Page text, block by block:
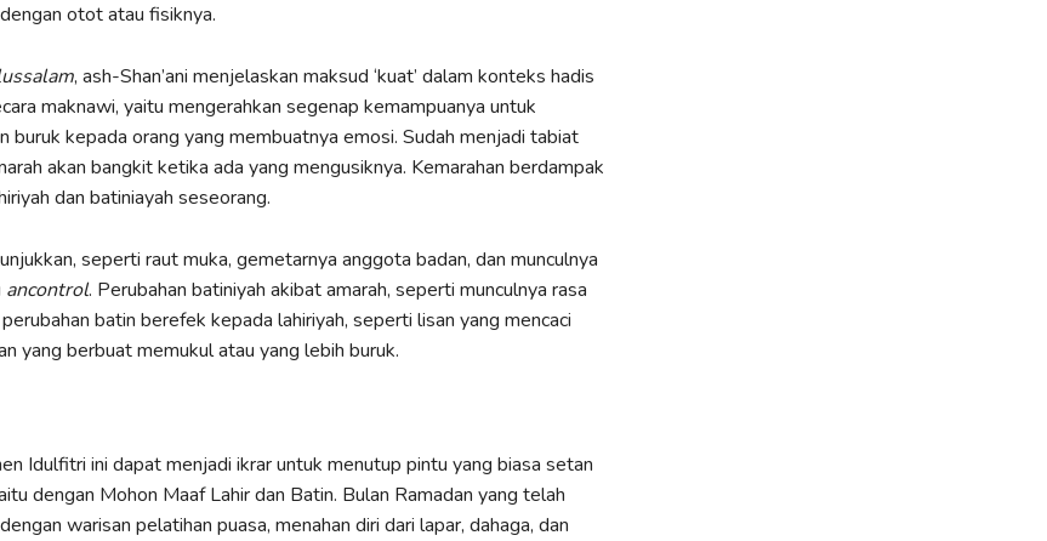
otot atau fisiknya.
, ash-Shan’ani menjelaskan maksud ‘kuat’ dalam konteks hadis
maknawi, yaitu mengerahkan segenap kemampuanya untuk
buruk kepada orang yang membuatnya emosi. Sudah menjadi tabiat
akan bangkit ketika ada yang mengusiknya. Kemarahan berdampak
dan batiniayah seseorang.
seperti raut muka, gemetarnya anggota badan, dan munculnya
ancontrol. Perubahan batiniyah akibat amarah, seperti munculnya rasa
batin berefek kepada lahiriyah, seperti lisan yang mencaci
yang berbuat memukul atau yang lebih buruk.
Idulfitri ini dapat menjadi ikrar untuk menutup pintu yang biasa setan
dengan Mohon Maaf Lahir dan Batin. Bulan Ramadan yang telah
warisan pelatihan puasa, menahan diri dari lapar, dahaga, dan